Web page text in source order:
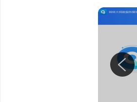
文件丢失场
AI快速扫
AI智能分
件类型多重